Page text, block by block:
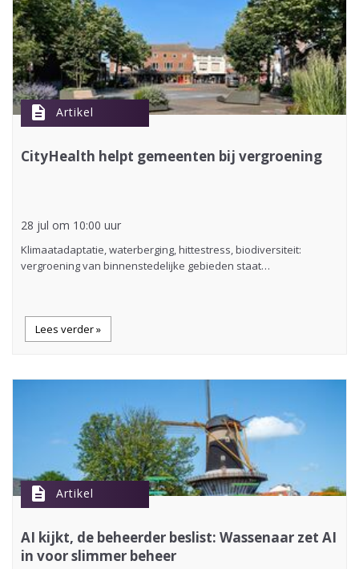
description Artikel
CityHealth helpt gemeenten bij vergroening
28 jul om 10:00 uur
Klimaatadaptatie, waterberging, hittestress, biodiversiteit:
vergroening van binnenstedelijke gebieden staat…
Lees verder »
description Artikel
AI kijkt, de beheerder beslist: Wassenaar zet AI
in voor slimmer beheer